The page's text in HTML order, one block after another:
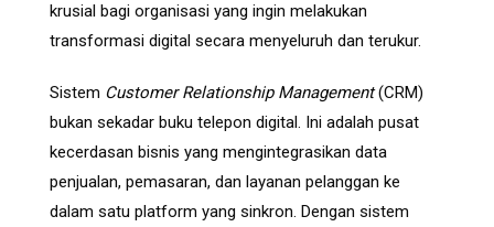
krusial bagi organisasi yang ingin melakukan
transformasi digital secara menyeluruh dan terukur.
Sistem Customer Relationship Management(CRM)
bukan sekadar buku telepon digital. Ini adalah pusat
kecerdasan bisnis yang mengintegrasikan data
penjualan, pemasaran, dan layanan pelanggan ke
dalam satu platform yang sinkron. Dengan sistem